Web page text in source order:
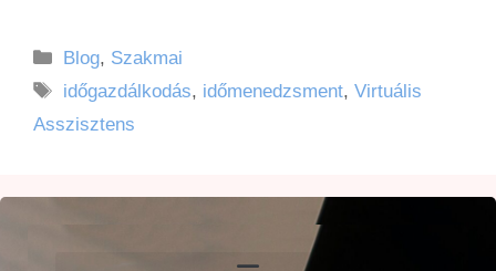
Blog, Szakmai
időgazdálkodás, időmenedzsment,Virtuális
Asszisztens